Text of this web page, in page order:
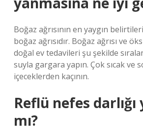
Boğaz ağrısının en yaygın
boğaz ağrısıdır. Boğaz ağrısı ve
doğal ev tedavileri şu şekilde
suyla gargara yapın. Çok sıcak ve
içeceklerden kaçının.
Reflü nefes
mı?